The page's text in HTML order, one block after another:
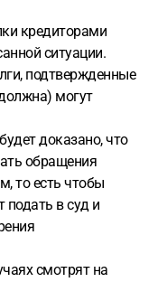
кредиторами
ситуации.
подтвержденные
могут
доказано, что
обращения
то есть чтобы
подать в суд и
смотрят на